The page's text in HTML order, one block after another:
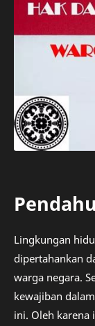
Lingkungan
dipertahankan
warga negara.
kewajiban
ini. Oleh karena